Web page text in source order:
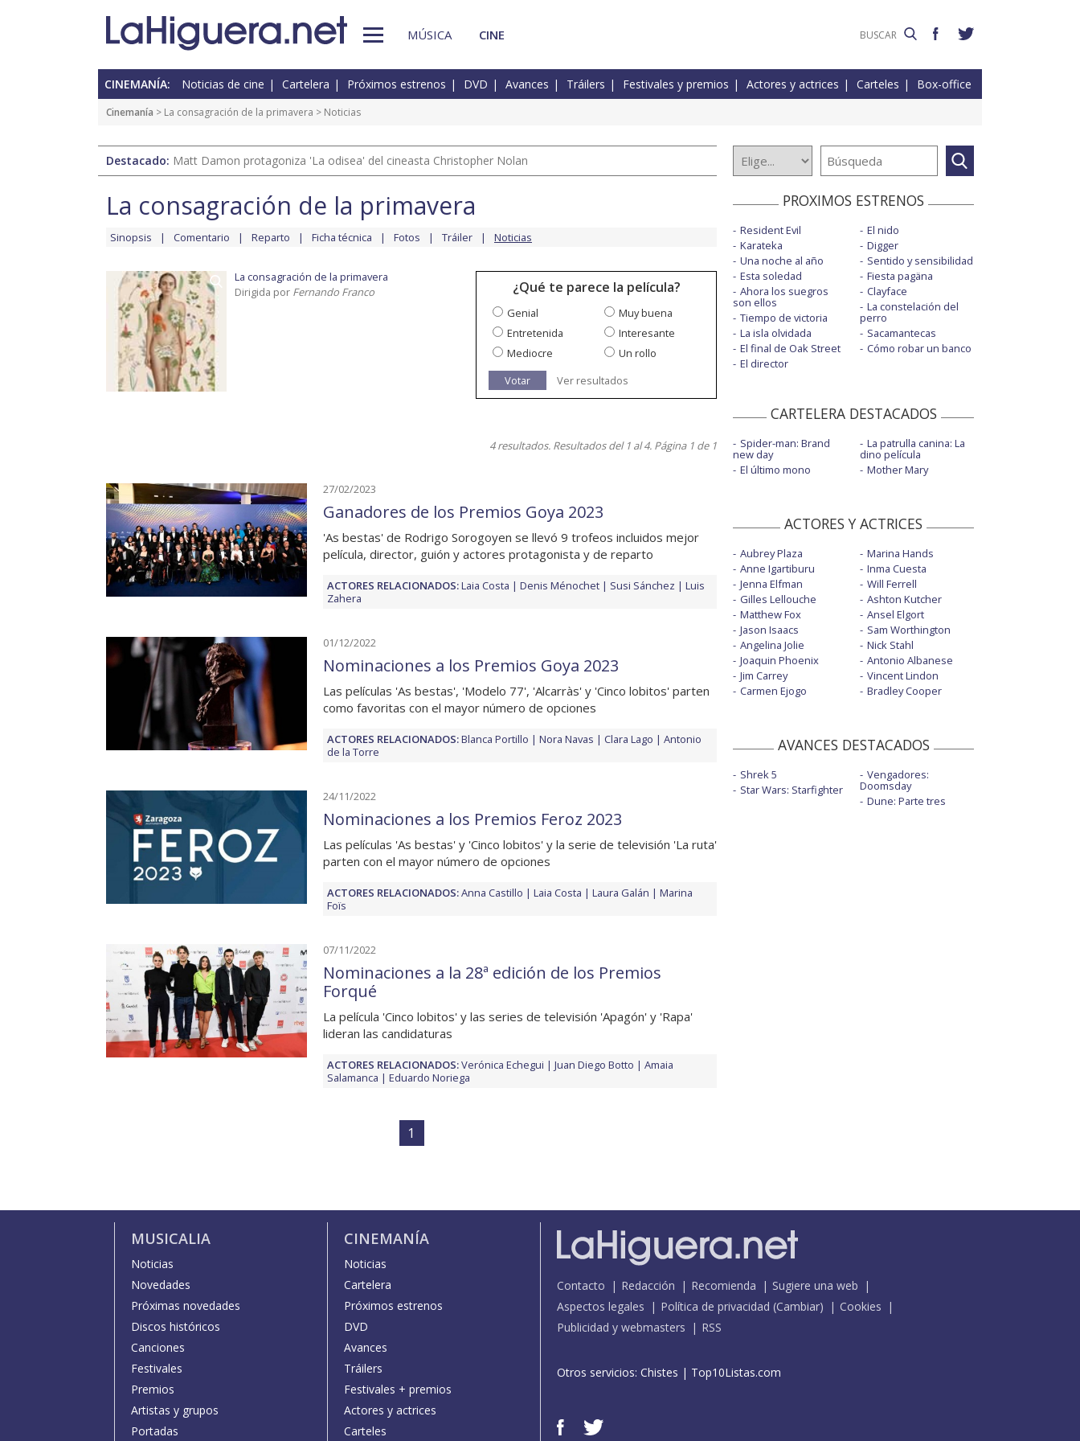
MÚSICA CINE
CINEMANÍA: Noticias de cine Cartelera Próximos estrenos DVD Avances Tráilers Festivales y premios Actores y actrices Carteles Box-office
Cinemanía > La consagración de la primavera > Noticias
Destacado: Matt Damon protagoniza 'La odisea' del cineasta Christopher Nolan
La consagración de la primavera
Sinopsis Comentario Reparto Ficha técnica Fotos Tráiler Noticias
La consagración de la primavera
Dirigida por Fernando Franco ¿Qué te parece la película?
Genial
Muy buena
Entretenida
Interesante
Mediocre
Un rollo
Votar
Ver resultados
4 resultados. Resultados del 1 al 4. Página 1 de 1
27/02/2023
Ganadores de los Premios Goya 2023
'As bestas' de Rodrigo Sorogoyen se llevó 9 trofeos incluidos mejor
película, director, guión y actores protagonista y de reparto
ACTORES RELACIONADOS:Laia Costa Denis Ménochet Susi Sánchez
Luis
Zahera
01/12/2022
Nominaciones a los Premios Goya 2023
Las películas 'As bestas', 'Modelo 77', 'Alcarràs' y 'Cinco lobitos' parten
como favoritas con el mayor número de opciones
ACTORES RELACIONADOS:Blanca Portillo Nora Navas Clara Lago
Antonio
de la Torre
24/11/2022
Nominaciones a los Premios Feroz 2023
Las películas 'As bestas' y 'Cinco lobitos' y la serie de televisión 'La ruta'
parten con el mayor número de opciones
ACTORES RELACIONADOS:Anna Castillo Laia Costa Laura Galán
Marina
Foïs
07/11/2022
Nominaciones a la 28ª edición de los Premios
Forqué
La película 'Cinco lobitos' y las series de televisión 'Apagón' y 'Rapa'
lideran las candidaturas
ACTORES RELACIONADOS:Verónica Echegui Juan Diego Botto
Amaia
Salamanca
Eduardo Noriega
1
PROXIMOS ESTRENOS
Resident Evil
Karateka
Una noche al año
Esta soledad
Ahora los suegros
son ellos
Tiempo de victoria
La isla olvidada
El final de Oak Street
El director
El nido
Digger
Sentido y sensibilidad
Fiesta pagäna
Clayface
La constelación del
perro
Sacamantecas
Cómo robar un banco
CARTELERA DESTACADOS
Spider-man: Brand
new day
El último mono
La patrulla canina: La
dino película
Mother Mary
ACTORES Y ACTRICES
Aubrey Plaza
Anne Igartiburu
Jenna Elfman
Gilles Lellouche
Matthew Fox
Jason Isaacs
Angelina Jolie
Joaquin Phoenix
Jim Carrey
Carmen Ejogo
Marina Hands
Inma Cuesta
Will Ferrell
Ashton Kutcher
Ansel Elgort
Sam Worthington
Nick Stahl
Antonio Albanese
Vincent Lindon
Bradley Cooper
AVANCES DESTACADOS
Shrek 5
Star Wars: Starfighter
Vengadores:
Doomsday
Dune: Parte tres
MUSICALIA
Noticias
Novedades
Próximas novedades
Discos históricos
Canciones
Festivales
Premios
Artistas y grupos
Portadas
CINEMANÍA
Noticias
Cartelera
Próximos estrenos
DVD
Avances
Tráilers
Festivales + premios
Actores y actrices
Carteles
Contacto Redacción Recomienda
Sugiere una web
Aspectos legales
Política de privacidad (Cambiar)
Cookies
Publicidad y webmasters
RSS
Otros servicios: Chistes | Top10Listas.com